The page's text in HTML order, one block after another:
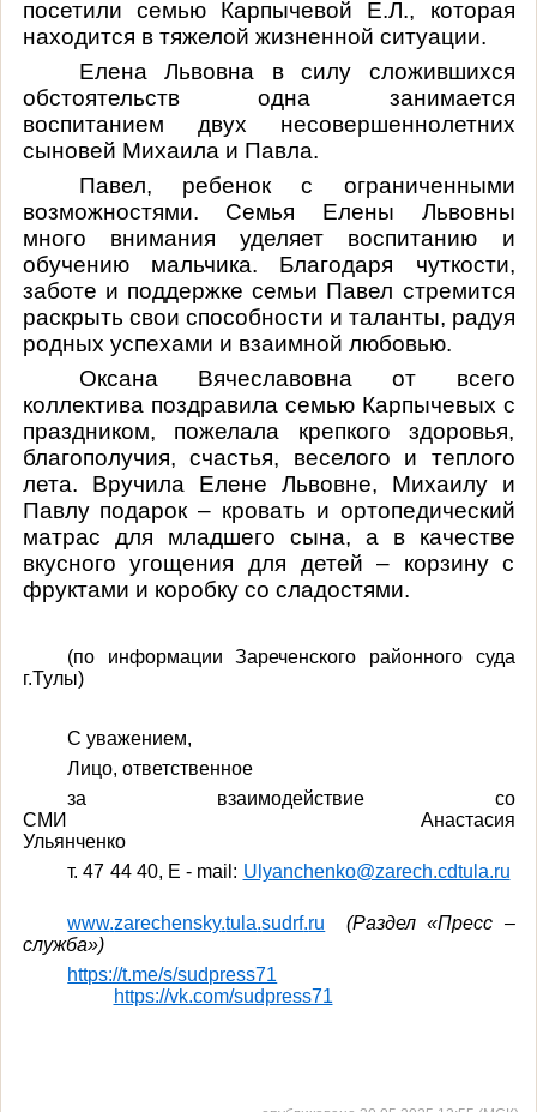
посетили семью Карпычевой Е.Л., которая
находится в тяжелой жизненной ситуации.
Елена Львовна в силу сложившихся
обстоятельств одна занимается
воспитанием двух несовершеннолетних
сыновей Михаила и Павла.
Павел, ребенок с ограниченными
возможностями. Семья Елены Львовны
много внимания уделяет воспитанию и
обучению мальчика. Благодаря чуткости,
заботе и поддержке семьи Павел стремится
раскрыть свои способности и таланты, радуя
родных успехами и взаимной любовью.
Оксана Вячеславовна от всего
коллектива поздравила семью Карпычевых с
праздником, пожелала крепкого здоровья,
благополучия, счастья, веселого и теплого
лета. Вручила Елене Львовне, Михаилу и
Павлу подарок – кровать и ортопедический
матрас для младшего сына, а в качестве
вкусного угощения для детей – корзину с
фруктами и коробку со сладостями.
(по информацииЗареченского районного суда
г.Тулы)
С уважением,
Лицо, ответственное
за взаимодействие со
СМИ Анастасия
Ульянченко
т. 47 44 40, E - mail: Ulyanchenko@zarech.cdtula.ru
www.zarechensky.tula.sudrf.ru (Раздел «Пресс –
служба»)
https://t.me/s/sudpress71
https://vk.com/sudpress71